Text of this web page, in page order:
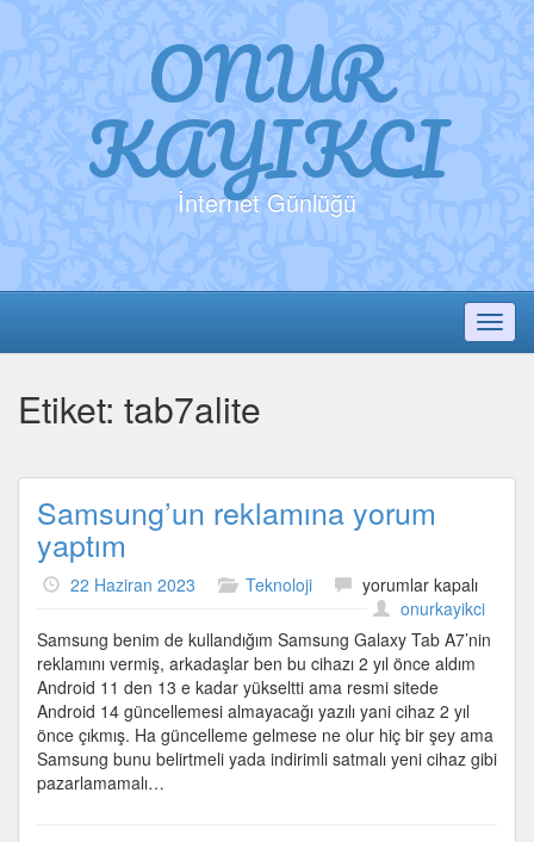
ONUR
KAYIKCI
İnternet Günlüğü
Etiket: tab7alite
Samsung’un reklamına yorum
yaptım
22 Haziran 2023 Teknoloji
Samsung’un
reklamına
yorum
yaptım
için
yorumlar kapalı
onurkayikci
Samsung benim de kullandığım Samsung Galaxy Tab A7’nin
reklamını vermiş, arkadaşlar ben bu cihazı 2 yıl önce aldım
Android 11 den 13 e kadar yükseltti ama resmi sitede
Android 14 güncellemesi almayacağı yazılı yani cihaz 2 yıl
önce çıkmış. Ha güncelleme gelmese ne olur hiç bir şey ama
Samsung bunu belirtmeli yada indirimli satmalı yeni cihaz gibi
pazarlamamalı…